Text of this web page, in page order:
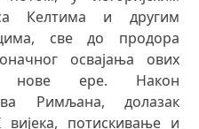
Келтима и другим
све до продора
освајања ових
нове ере. Након
Римљана, долазак
потискивање и